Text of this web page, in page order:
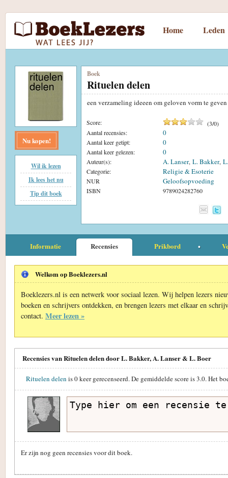
Home Leden
Nu kopen!
Wil ik lezen
Ik lees het nu
Tip dit boek
Boek
Rituelen delen
een verzameling ideeen om geloven vorm te geven
Score: (3/0)
Aantal recensies:
0
Aantal keer getipt: 0
Aantal keer gelezen: 0
Auteur(s): A. Lanser, L. Bakker,
Categorie: Religie & Esoterie
NUR Geloofsopvoeding
ISBN 9789024282760
Informatie Recensies Prikbord
Welkom op Boeklezers.nl
Boeklezers.nl is een netwerk voor sociaal lezen. Wij helpen lezers
boeken en schrijvers ontdekken, en brengen lezers met elkaar en
contact. Meer lezen »
Recensies van Rituelen delen door L. Bakker, A. Lanser & L. Boer
Rituelen delen is0keer gerecenseerd. De gemiddelde score is3.0. Het
Er zijn nog geen recensies voor dit boek.